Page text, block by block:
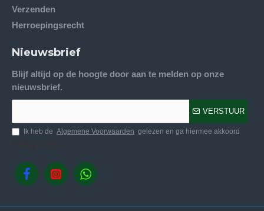
Verzenden
Herroepingsrecht
Nieuwsbrief
Blijf altijd op de hoogte door aan te melden op onze
nieuwsbrief.
VERSTUUR
Ik heb de Algemene Voorwaarden gelezen en ga hiermee akkoord